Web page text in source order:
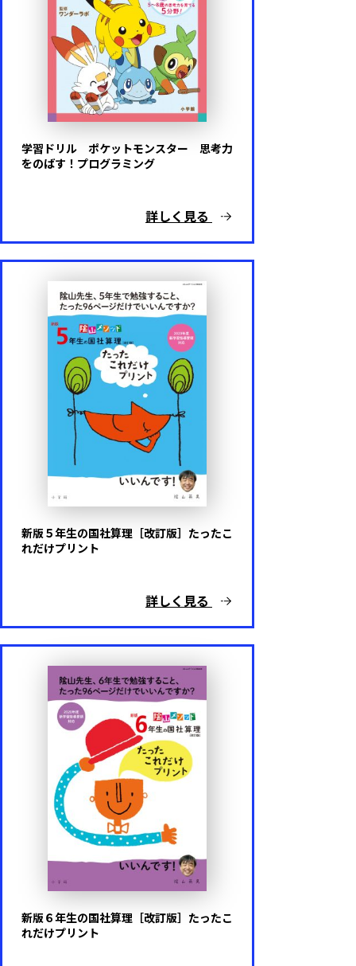
学習ドリル ポケットモンスター 思考力
をのばす！プログラミング
詳しく見る
新版５年生の国社算理［改訂版］たったこ
れだけプリント
詳しく見る
新版６年生の国社算理［改訂版］たったこ
れだけプリント